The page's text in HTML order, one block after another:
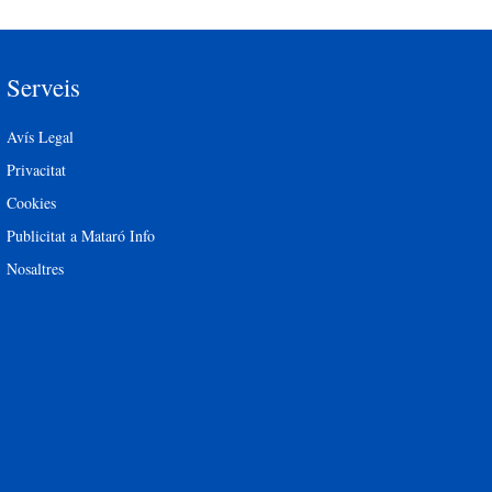
Serveis
Avís Legal
Privacitat
Cookies
Publicitat a Mataró Info
Nosaltres